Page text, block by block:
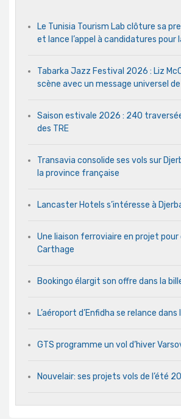
Le Tunisia Tourism Lab clôture sa
et lance l’appel à candidatures pour
Tabarka Jazz Festival 2026 : Liz
scène avec un message universel
Saison estivale 2026 : 240
des TRE
Transavia consolide ses vols sur
la province française
Lancaster Hotels s’intéresse à
Une liaison ferroviaire en projet
Carthage
Bookingo élargit son offre dans la
L’aéroport d’Enfidha se relance
GTS programme un vol d’hiver
Nouvelair: ses projets vols de l’été